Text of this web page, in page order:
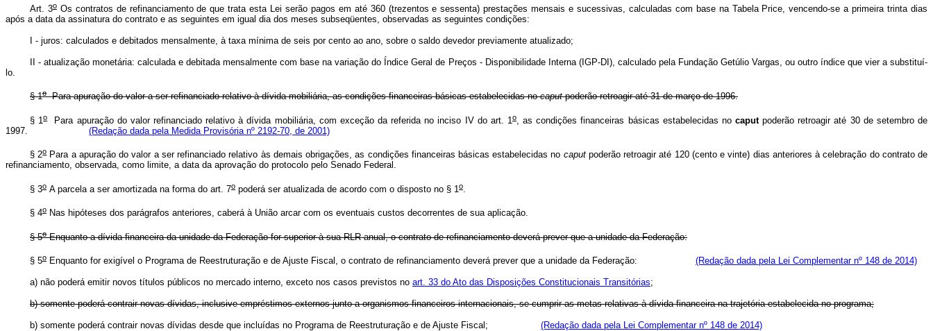
Art. 3oOs contratos de refinanciamento de que trata esta Lei serão pagos em até 360 (trezentos e sessenta) prestações mensais e sucessivas, calculadas com base na Tabela Price, vencendo-se a primeira trinta dias
após a data da assinatura do contrato e as seguintes em igual dia dos meses subseqüentes, observadas as seguintes condições:
I - juros: calculados e debitados mensalmente, à taxa mínima de seis por cento ao ano, sobre o saldo devedor previamente atualizado;
II - atualização monetária: calculada e debitada mensalmente com base na variação do Índice Geral de Preços - Disponibilidade Interna (IGP-DI), calculado pela Fundação Getúlio Vargas, ou outro índice que vier a substituí-
lo.
§ 1oPara apuração do valor a ser refinanciado relativo à dívida mobiliária, as condições financeiras básicas estabelecidas nocaputpoderão retroagir até 31 de março de 1996.
§ 1oPara apuração do valor refinanciado relativo à dívida mobiliária, com exceção da referida no inciso IV do art. 1o , as condições financeiras básicas estabelecidas nocaputpoderão retroagir até 30 de setembro de
1997. (Redação dada pela Medida Provisória nº 2192-70, de 2001)
§ 2oPara a apuração do valor a ser refinanciado relativo às demais obrigações, as condições financeiras básicas estabelecidas no caputpoderão retroagir até 120 (cento e vinte) dias anteriores à celebração do contrato de
refinanciamento, observada, como limite, a data da aprovação do protocolo pelo Senado Federal.
§ 3o A parcela a ser amortizada na forma do art. 7o poderá ser atualizada de acordo com o disposto no § 1o
§ 4o Nas hipóteses dos parágrafos anteriores, caberá à União arcar com os eventuais custos decorrentes de sua aplicação.
§ 5oEnquanto a dívida financeira da unidade da Federação for superior à sua RLR anual, o contrato de refinanciamento deverá prever que a unidade da Federação:
§ 5o Enquanto for exigível o Programa de Reestruturação e de Ajuste Fiscal, o contrato de refinanciamento deverá prever que a unidade da Federação: (Redação dada pela Lei Complementar nº 148 de 2014)
a) não poderá emitir novos títulos públicos no mercado interno, exceto nos casos previstos no art. 33 do Ato das Disposições Constitucionais Transitórias;
b) somente poderá contrair novas dívidas, inclusive empréstimos externos junto a organismos financeiros internacionais, se cumprir as metas relativas à dívida financeira na trajetória estabelecida no programa;
b) somente poderá contrair novas dívidas desde que incluídas no Programa de Reestruturação e de Ajuste Fiscal; (Redação dada pela Lei Complementar nº 148 de 2014)